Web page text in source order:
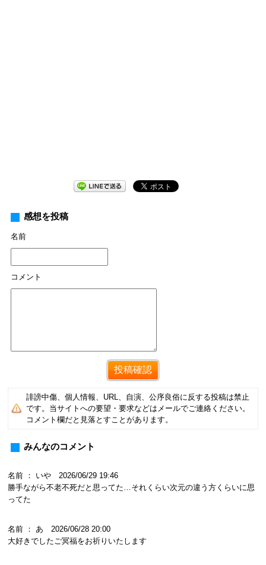
感想を投稿
名前
コメント
誹謗中傷、個人情報、URL、自演、公序良俗に反する投稿は禁止
です。当サイトへの要望・要求などはメールでご連絡ください。
コメント欄だと見落とすことがあります。
みんなのコメント
名前 ： いや 2026/06/29 19:46
勝手ながら不老不死だと思ってた…それくらい次元の違う方くらいに思
ってた
名前 ： あ 2026/06/28 20:00
大好きでしたご冥福をお祈りいたします